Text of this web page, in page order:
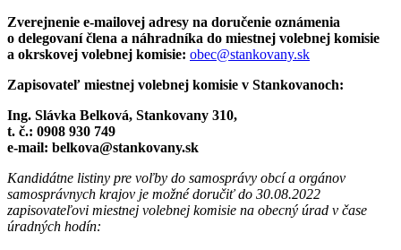
Zverejnenie e-mailovej adresy na doručenie oznámenia
o delegovaní člena a náhradníka do miestnej volebnej komisie
a okrskovej volebnej komisie: obec@stankovany.sk
Zapisovateľ miestnej volebnej komisie v Stankovanoch:
Ing. Slávka Belková, Stankovany 310,
t. č.: 0908 930 749
e-mail: belkova@stankovany.sk
Kandidátne listiny pre voľby do samosprávy obcí a orgánov
samosprávnych krajov je možné doručiť do 30.08.2022
zapisovateľovi miestnej volebnej komisie na obecný úrad v čase
úradných hodín: